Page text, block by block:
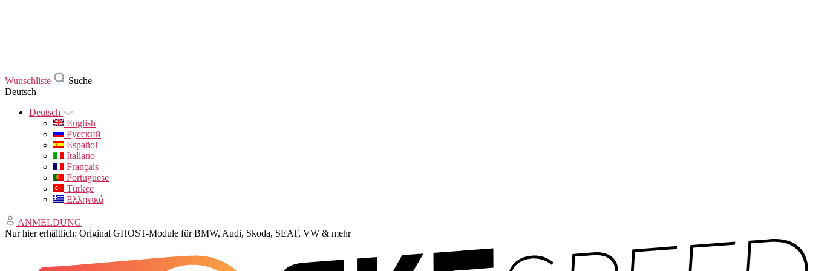
Wunschliste
Suche
Deutsch
Deutsch
English
Русский
Español
Italiano
Français
Portuguese
Türkçe
Ελληνικά
ANMELDUNG
Nur hier erhältlich: Original GHOST-Module für BMW, Audi, Skoda, SEAT, VW & mehr